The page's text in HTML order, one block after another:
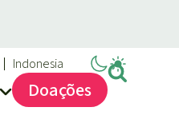
Indonesia
Doações